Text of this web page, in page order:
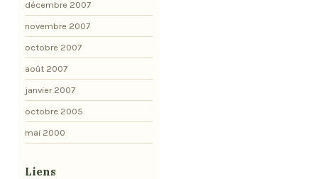
décembre 2007
novembre 2007
octobre 2007
août 2007
janvier 2007
octobre 2005
mai 2000
Liens